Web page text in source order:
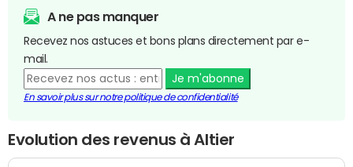
A ne pas manquer
Recevez nos astuces et bons plans directement par e-
mail.
Je m'abonne
En savoir plus sur notre politique de confidentialité
Evolution des revenus à Altier